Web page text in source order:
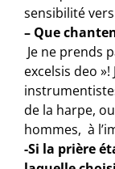
sensibilité
– Que
Je ne prends
excelsis deo
de la harpe,
hommes, à
-Si la prière